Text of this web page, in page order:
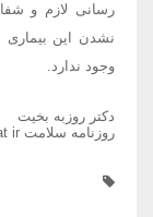
رسانی لازم و
نشدن این بیماری
وجود ندارد.
دکتر روزبه بخیت
روزنامه سلامت www salamat ir